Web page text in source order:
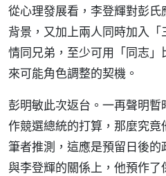
從心理發展看，李登輝對彭
背景，又加上兩人同時加入
情同兄弟，至少可用「同志
來可能角色調整的契機。
彭明敏此次返台。一再聲明
作競選總統的打算，那麼究
筆者推測，這應是預留日後
與李登輝的關係上，他預作